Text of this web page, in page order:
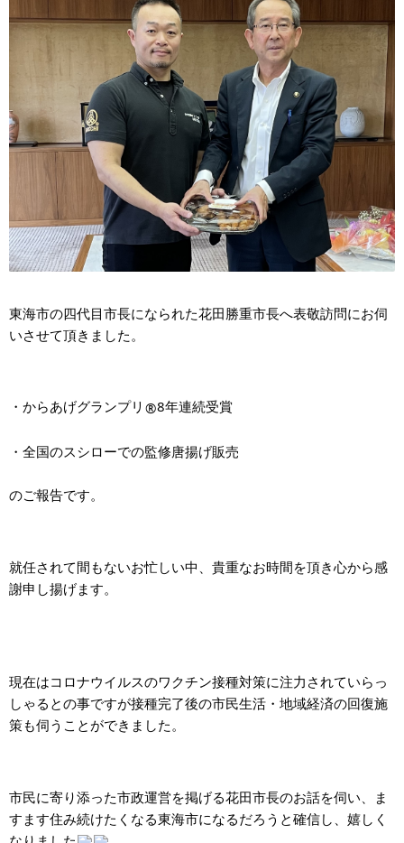
東海市の四代目市長になられた花田勝重市長へ表敬訪問にお伺
いさせて頂きました。
・からあげグランプリ ®︎8年連続受賞
・全国のスシローでの監修唐揚げ販売
のご報告です。
就任されて間もないお忙しい中、貴重なお時間を頂き心から感
謝申し揚げます。
現在はコロナウイルスのワクチン接種対策に注力されていらっ
しゃるとの事ですが接種完了後の市民生活・地域経済の回復施
策も伺うことができました。
市民に寄り添った市政運営を掲げる花田市長のお話を伺い、ま
すます住み続けたくなる東海市になるだろうと確信し、嬉しく